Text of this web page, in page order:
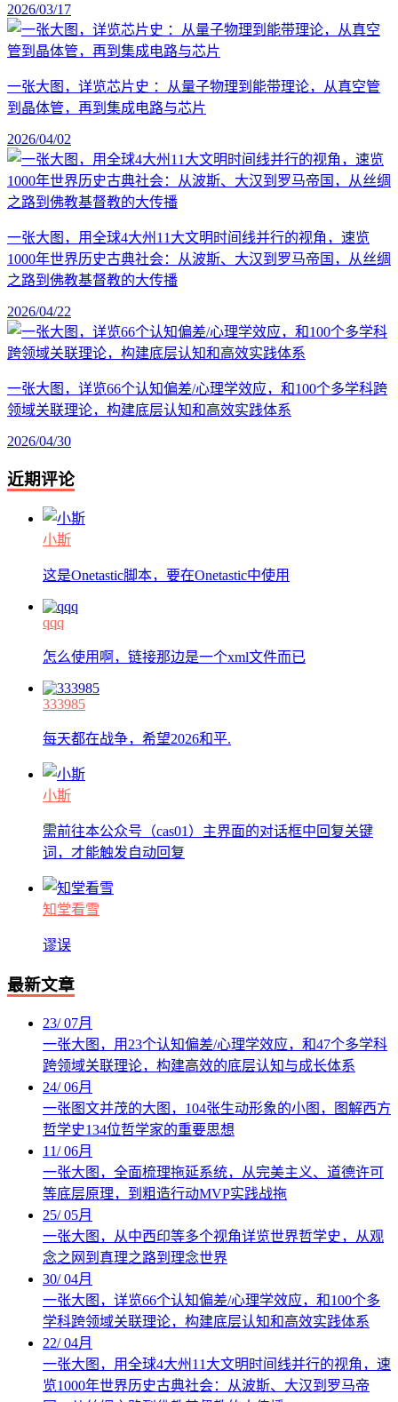
2026/03/17
一张大图，详览芯片史 ：从量子物理到能带理论，从真空管
到晶体管，再到集成电路与芯片
2026/04/02
一张大图，用全球4大州11大文明时间线并行的视角，速览
1000年世界历史古典社会：从波斯、大汉到罗马帝国，从丝绸
之路到佛教基督教的大传播
2026/04/22
一张大图，详览66个认知偏差/心理学效应，和100个多学科跨
领域关联理论，构建底层认知和高效实践体系
2026/04/30
近期评论
小斯
这是Onetastic脚本，要在Onetastic中使用
qqq
怎么使用啊，链接那边是一个xml文件而已
333985
每天都在战争，希望2026和平.
小斯
需前往本公众号（cas01）主界面的对话框中回复关键
词，才能触发自动回复
知堂看雪
谬误
最新文章
23/07月
一张大图，用23个认知偏差/心理学效应，和47个多学科
跨领域关联理论，构建高效的底层认知与成长体系
24/06月
一张图文并茂的大图，104张生动形象的小图，图解西方
哲学史134位哲学家的重要思想
11/06月
一张大图，全面梳理拖延系统，从完美主义、道德许可
等底层原理，到粗造行动MVP实践战拖
25/05月
一张大图，从中西印等多个视角详览世界哲学史，从观
念之网到真理之路到理念世界
30/04月
一张大图，详览66个认知偏差/心理学效应，和100个多
学科跨领域关联理论，构建底层认知和高效实践体系
22/04月
一张大图，用全球4大州11大文明时间线并行的视角，速
览1000年世界历史古典社会：从波斯、大汉到罗马帝